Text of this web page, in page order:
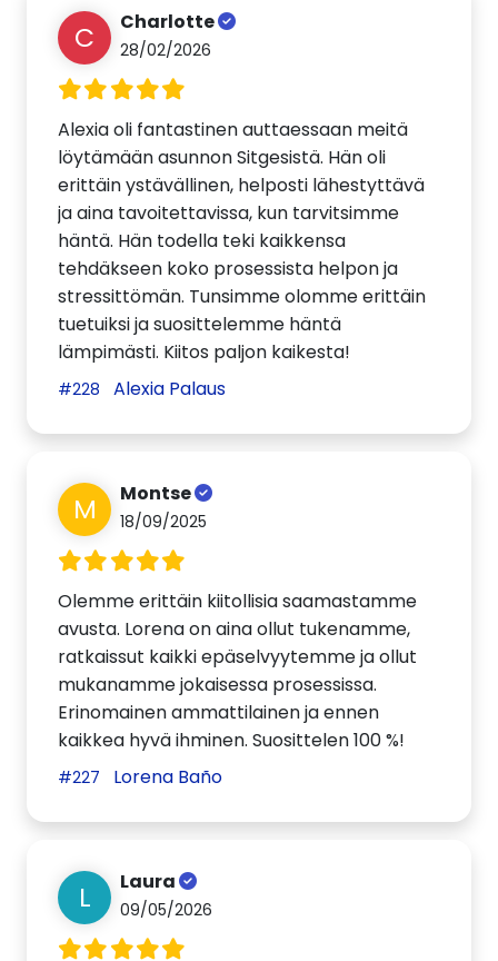
C Charlotte
28/02/2026
Alexia oli fantastinen auttaessaan meitä
löytämään asunnon Sitgesistä. Hän oli
erittäin ystävällinen, helposti lähestyttävä
ja aina tavoitettavissa, kun tarvitsimme
häntä. Hän todella teki kaikkensa
tehdäkseen koko prosessista helpon ja
stressittömän. Tunsimme olomme erittäin
tuetuiksi ja suosittelemme häntä
lämpimästi. Kiitos paljon kaikesta!
#228 Alexia Palaus
M Montse
18/09/2025
Olemme erittäin kiitollisia saamastamme
avusta. Lorena on aina ollut tukenamme,
ratkaissut kaikki epäselvyytemme ja ollut
mukanamme jokaisessa prosessissa.
Erinomainen ammattilainen ja ennen
kaikkea hyvä ihminen. Suosittelen 100 %!
#227 Lorena Baño
L Laura
09/05/2026